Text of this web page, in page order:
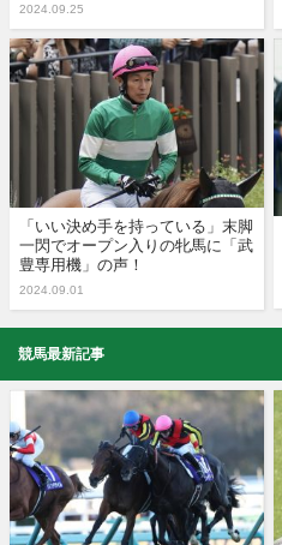
2024.09.25
「いい決め手を持っている」末脚
一閃でオープン入りの牝馬に「武
豊専用機」の声！
2024.09.01
競馬最新記事